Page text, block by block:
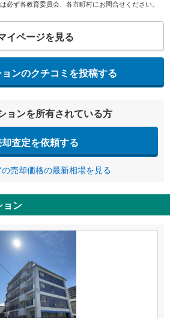
必ず各教育委員会、各市町村にお問合せください。
イページを見る
ンのクチコミを投稿する
ョンを所有されている方
査定を依頼する
売却価格の最新相場を見る
ョン